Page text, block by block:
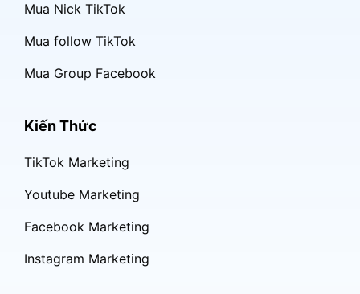
Mua Nick TikTok
Mua follow TikTok
Mua Group Facebook
Kiến Thức
TikTok Marketing
Youtube Marketing
Facebook Marketing
Instagram Marketing